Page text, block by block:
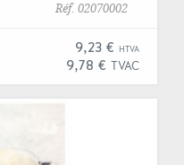
Réf. 02070002
9,23 € HTVA
9,78 €TVAC
Un kilogramme de "Ail"